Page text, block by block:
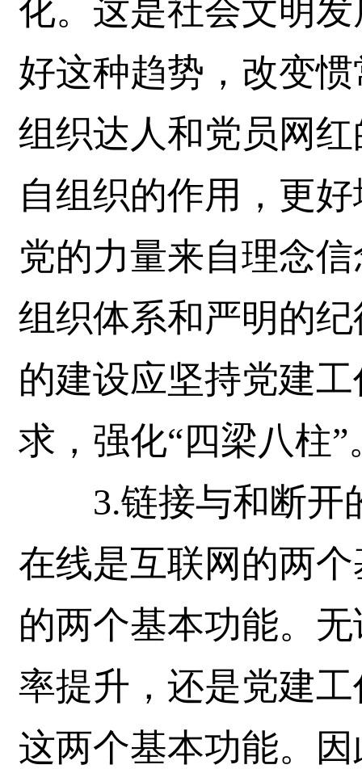
化。这是社会文明
好这种趋势，改变
组织达人和党员网
自组织的作用，更
党的力量来自理念
组织体系和严明的
的建设应坚持党建
求，强化“四梁八柱”
3.链接与和断开
在线是互联网的两
的两个基本功能。
率提升，还是党建
这两个基本功能。